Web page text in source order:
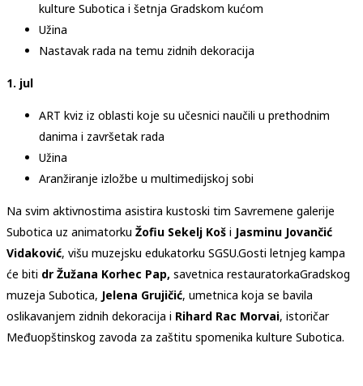
kulture Subotica i šetnja Gradskom kućom
Užina
Nastavak rada na temu zidnih dekoracija
1. jul
ART kviz iz oblasti koje su učesnici naučili u prethodnim
danima i završetak rada
Užina
Aranžiranje izložbe u multimedijskoj sobi
Na svim aktivnostima asistira kustoski tim Savremene galerije
Subotica uz animatorku Žofiu Sekelj Koš i Jasminu Jovančić
Vidaković, višu muzejsku edukatorku SGSU.Gosti letnjeg kampa
će biti dr Žužana Korhec Pap, savetnica restauratorkaGradskog
muzeja Subotica, Jelena Grujičić, umetnica koja se bavila
oslikavanjem zidnih dekoracija i Rihard Rac Morvai, istoričar
Međuopštinskog zavoda za zaštitu spomenika kulture Subotica.